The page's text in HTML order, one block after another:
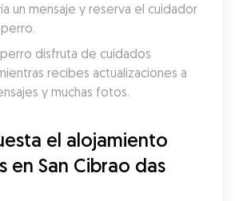
un mensaje y reserva el cuidador
perro disfruta de cuidados
recibes actualizaciones a
y muchas fotos.
el alojamiento
en San Cibrao das